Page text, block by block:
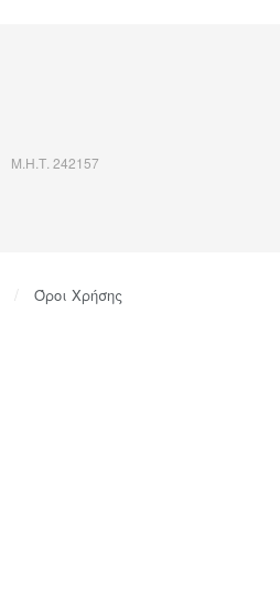
Μ.Η.Τ. 242157
Όροι Χρήσης